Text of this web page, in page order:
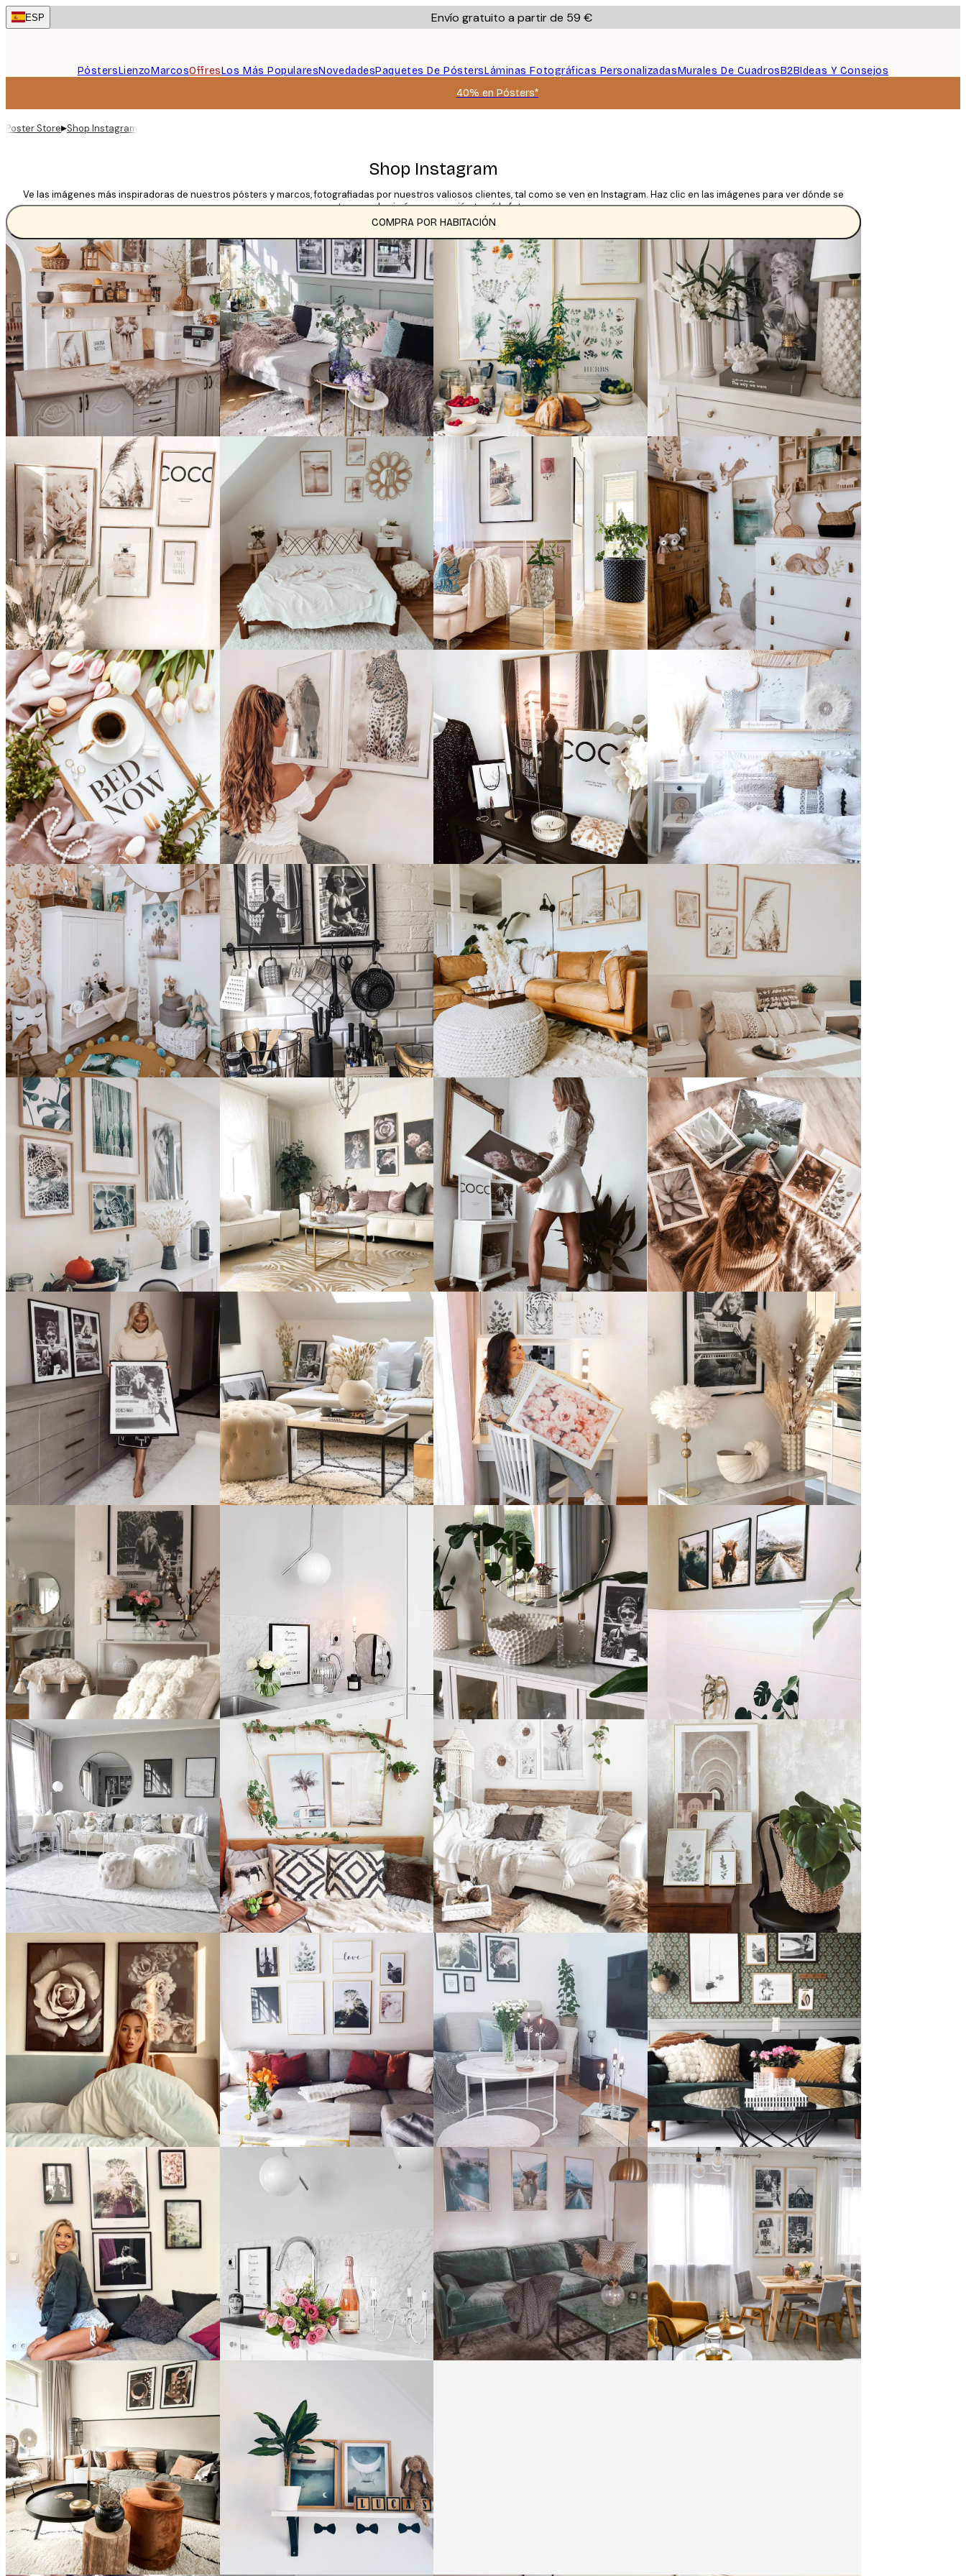
Skip
to
ESP Envío gratuito a partir de 59 €
PóstersLienzoMarcosOffresLos Más PopularesNovedadesPaquetes De PóstersLáminas Fotográficas PersonalizadasMurales De CuadrosB2BIdeas Y Consejos
40% en Pósters*
Poster Store▸Shop Instagram
Shop Instagram
Ve las imágenes más inspiradoras de nuestros pósters y marcos, fotografiadas por nuestros valiosos clientes, tal como se ven en Instagram. Haz clic en las imágenes para ver dónde se
tomaron las imágenes y quién tomó la foto.
CATEGORÍAS
Título
COMPRA POR HABITACIÓN